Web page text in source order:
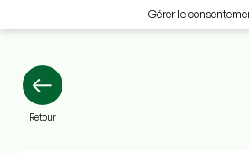
Gérer le
Retour